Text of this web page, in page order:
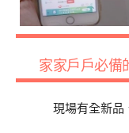
家家戶戶必備
現場有全新品